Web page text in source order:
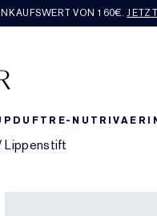
VON 160€​.
DUFT RE-NUTRIV
Lippenstift